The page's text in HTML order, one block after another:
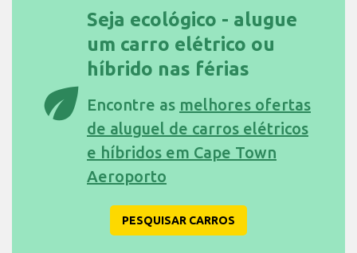
eco
Seja ecológico - alugue
um carro elétrico ou
híbrido nas férias
Encontre as melhores ofertas
de aluguel de carros elétricos
e híbridos em Cape Town
Aeroporto
PESQUISAR CARROS